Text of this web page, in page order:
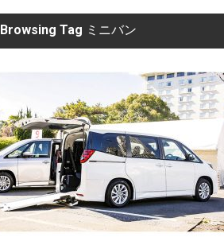
Browsing Tag ミニバン